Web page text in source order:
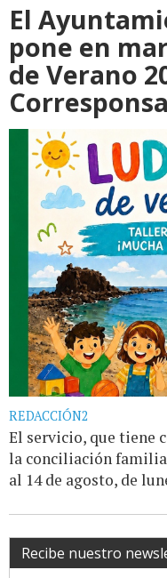
El
pone en
de Verano
REDACCIÓN2
El servicio, que tiene
la conciliación
al 14 de agosto, de
Recibe nuestro